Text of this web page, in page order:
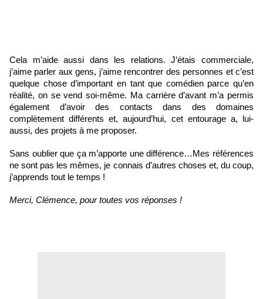
Cela m’aide aussi dans les relations. J’étais commerciale,
j’aime parler aux gens, j’aime rencontrer des personnes et c’est
quelque chose d’important en tant que comédien parce qu’en
réalité, on se vend soi-même. Ma carrière d’avant m’a permis
également d’avoir des contacts dans des domaines
complètement différents et, aujourd’hui, cet entourage a, lui-
aussi, des projets à me proposer.
Sans oublier que ça m’apporte une différence…Mes références
ne sont pas les mêmes, je connais d’autres choses et, du coup,
j’apprends tout le temps !
Merci, Clémence, pour toutes vos réponses !